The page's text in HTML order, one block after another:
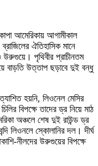
আমেরিকায় আগামীকাল
ঐতিহাসিক মানে
ও উরুগুয়ে। পৃথিবীর প্রাচীনতম
বাড়তি উত্তাপ ছড়াবে দুই বন্ধু
হয়নি, লিওনেল মেসির
বিপক্ষে তাদের ড্র নিয়ে মাঠ
অঞ্চলে শেষ দুই রাউন্ড ড্র
লিওনলে স্কোলানির দল। দীর্ঘ
নীলদের উরুগুয়ের বিপক্ষে